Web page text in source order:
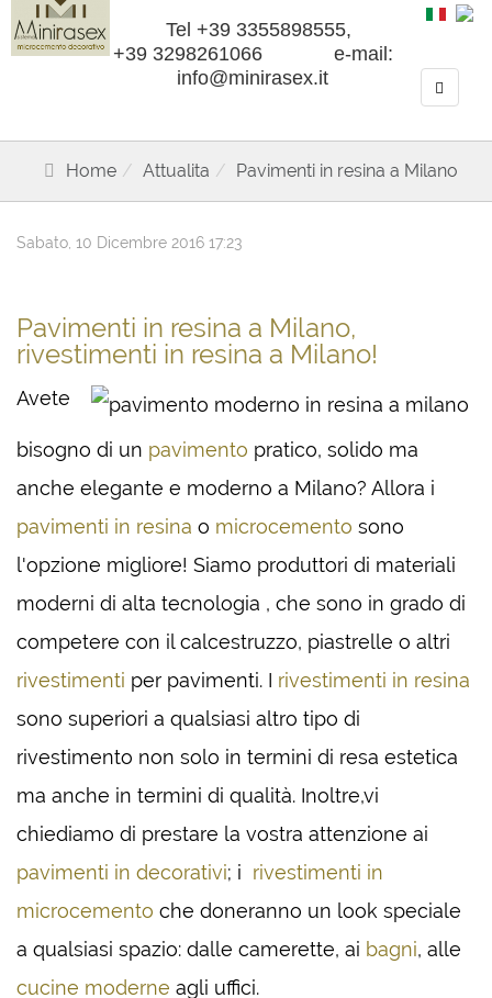
Tel +39 3355898555,
+39 3298261066 e-mail:
info@minirasex.it
Home Attualita Pavimenti in resina a Milano
Sabato, 10 Dicembre 2016 17:23
Pavimenti in resina a Milano,
rivestimenti in resina a Milano!
Avete
bisogno di un pavimento pratico, solido ma
anche elegante e moderno a Milano? Allora i
pavimenti in resina o microcemento sono
l'opzione migliore! Siamo produttori di materiali
moderni di alta tecnologia , che sono in grado di
competere con il calcestruzzo, piastrelle o altri
rivestimenti per pavimenti. I rivestimenti in resina
sono superiori a qualsiasi altro tipo di
rivestimento non solo in termini di resa estetica
ma anche in termini di qualità. Inoltre,vi
chiediamo di prestare la vostra attenzione ai
pavimenti in decorativi; i rivestimenti in
microcemento che doneranno un look speciale
a qualsiasi spazio: dalle camerette, ai bagni, alle
cucine moderne agli uffici.